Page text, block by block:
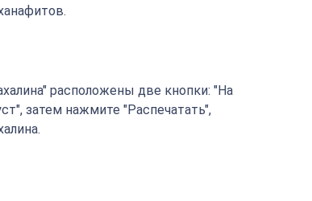
расположены две кнопки: "На
затем нажмите "Распечатать",